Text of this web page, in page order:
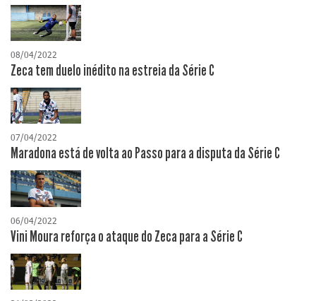
08/04/2022
Zeca tem duelo inédito na estreia da Série C
07/04/2022
Maradona está de volta ao Passo para a disputa da Série C
06/04/2022
Vini Moura reforça o ataque do Zeca para a Série C